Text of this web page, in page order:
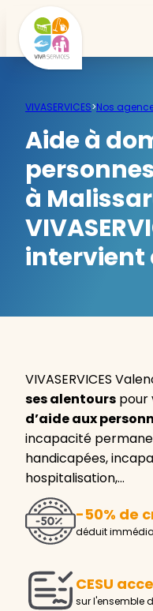
VIVASERVICES>Nos
Aide à
à
intervient
VIVASERVICES
ses alentours pour
d’aide aux
incapacité
handicapées,
hospitalisation,…
-50% de
déduit
CESU
sur l'ensemble